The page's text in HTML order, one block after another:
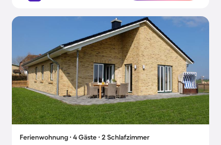
Ferienwohnung ∙ 4 Gäste ∙ 2 Schlafzimmer